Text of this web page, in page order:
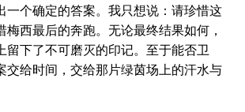
一个确定的答案。我只想说：请珍惜这
梅西最后的奔跑。无论最终结果如何，
留下了不可磨灭的印记。至于能否卫
交给时间，交给那片绿茵场上的汗水与